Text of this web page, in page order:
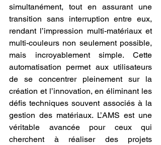
simultanément, tout en assurant une
transition sans interruption entre eux,
rendant l’impression multi-matériaux et
multi-couleurs non seulement possible,
mais incroyablement simple. Cette
automatisation permet aux utilisateurs
de se concentrer pleinement sur la
création et l’innovation, en éliminant les
défis techniques souvent associés à la
gestion des matériaux. L’AMS est une
véritable avancée pour ceux qui
cherchent à réaliser des projets